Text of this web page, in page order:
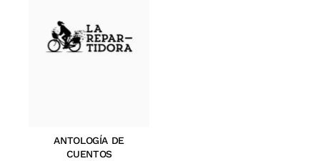
ANTOLOGÍA DE
CUENTOS